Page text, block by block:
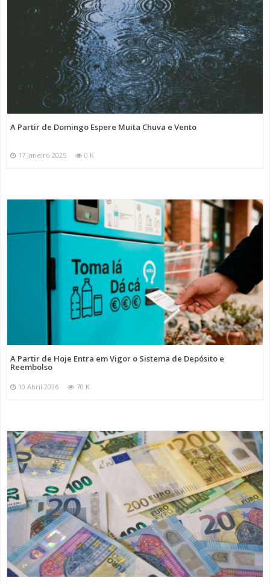
A Partir de Domingo Espere Muita Chuva e Vento
17 Janeiro 2025 0 K
A Partir de Hoje Entra em Vigor o Sistema de Depósito e
Reembolso
10 Abril 2026 70 K